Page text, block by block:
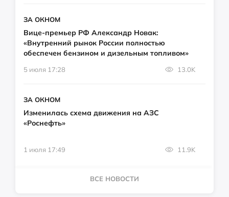
ЗА ОКНОМ
Вице-премьер РФ Александр Новак:
«Внутренний рынок России полностью
обеспечен бензином и дизельным топливом»
5 июля 17:28 13.0K
ЗА ОКНОМ
Изменилась схема движения на АЗС
«Роснефть»
1 июля 17:49 11.9K
ВСЕ НОВОСТИ